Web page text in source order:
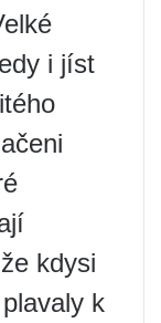
i jíst
kdysi
k